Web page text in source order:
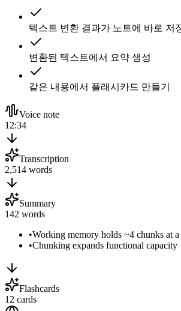
텍스트 변환 결과가 노트에 바로 저
변환된 텍스트에서 요약 생성
같은 내용에서 플래시카드 만들기
Voice note
12:34
Transcription
2,514 words
Summary
142 words
•Working memory holds ~4 chunks at
•Chunking expands functional capacity
Flashcards
12 cards